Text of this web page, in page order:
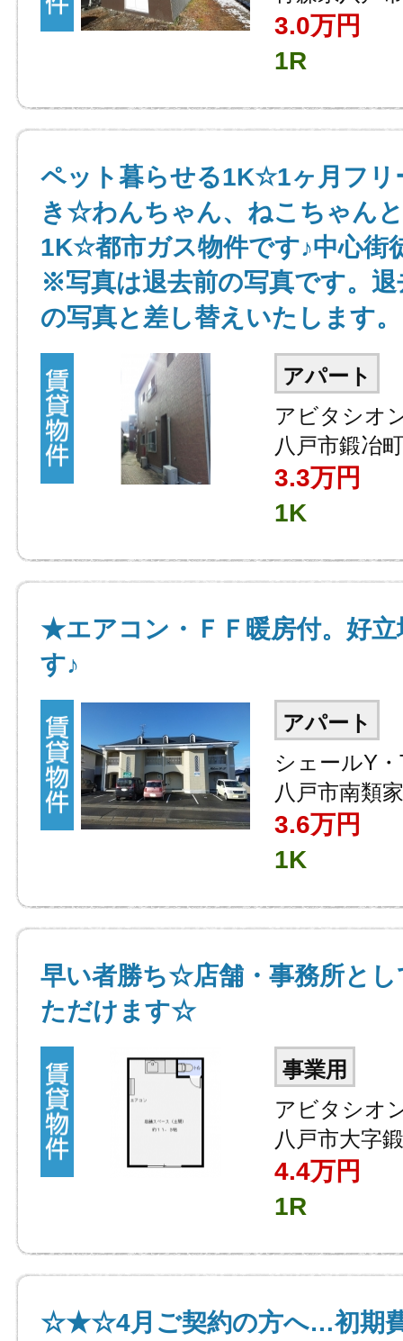
3.0万円
1R
ペット暮らせる1K☆1ヶ月フリ
き☆わんちゃん、ねこちゃん
1K☆都市ガス物件です♪中心街
※写真は退去前の写真です。退
の写真と差し替えいたします。
アパート
アビタシオ
八戸市鍛冶
3.3万円
1K
★エアコン・ＦＦ暖房付。好立
す♪
アパート
シェールY
八戸市南類
3.6万円
1K
早い者勝ち☆店舗・事務所と
ただけます☆
事業用
アビタシオ
八戸市大字
4.4万円
1R
☆★☆4月ご契約の方へ…初期